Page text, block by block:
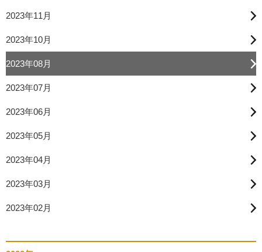
2023年11月
2023年10月
2023年08月
2023年07月
2023年06月
2023年05月
2023年04月
2023年03月
2023年02月